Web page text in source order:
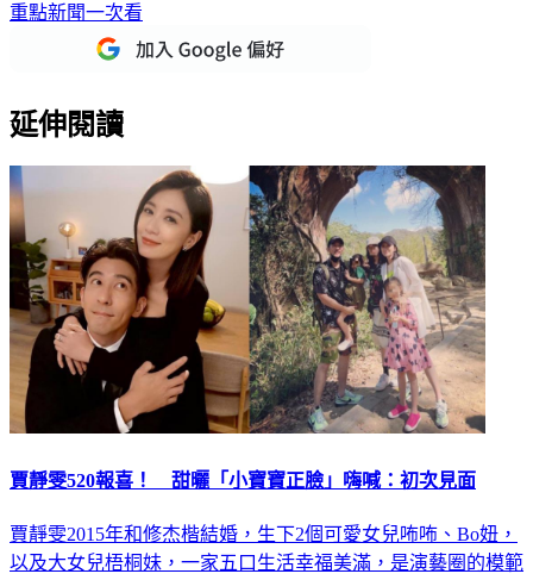
重點新聞一次看
延伸閱讀
賈靜雯520報喜！ 甜曬「小寶寶正臉」嗨喊：初次見面
賈靜雯2015年和修杰楷結婚，生下2個可愛女兒咘咘、Bo妞，
以及大女兒梧桐妹，一家五口生活幸福美滿，是演藝圈的模範